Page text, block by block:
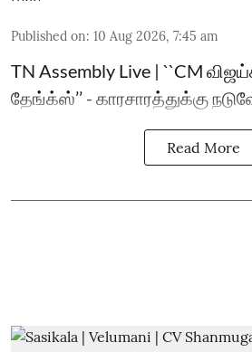
Published on: 10 Aug 2026, 7:45 am
TN Assembly Live | ``CM
தேங்க்ஸ்’’ - காரசாரத்துக்கு
Read More